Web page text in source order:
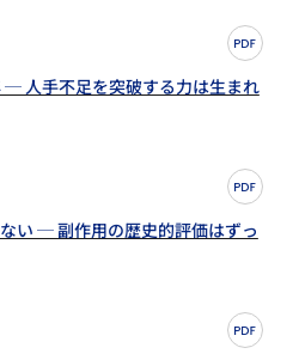
─ 人手不足を突破する力は生まれ
い ─ 副作用の歴史的評価はずっ